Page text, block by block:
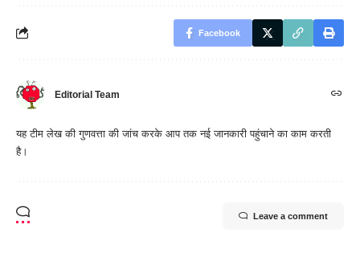
Facebook
Editorial Team
यह टीम लेख की गुणवत्ता की जांच करके आप तक नई जानकारी पहुंचाने का काम करती
है।
Leave a comment